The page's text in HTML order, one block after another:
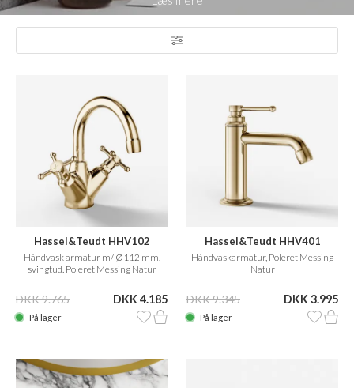
Når du vælger armatur til vask, kan du vælge hvor armaturet til din
håndvask skal være placeret alt efter hvilken stil, der passer
bedst.
Se hele udvalget af håndvaskarmaturer nedenfor, og find det
armatur, du har brug for til din håndvask.
Hassel&Teudt HHV102
Håndvask armatur m/ Ø112 mm.
svingtud. Poleret Messing Natur
DKK 9.765 DKK 4.185
På lager
Hassel&Teudt HHV401
Håndvaskarmatur, Poleret Messing
Natur
DKK 9.345 DKK 3.995
På lager